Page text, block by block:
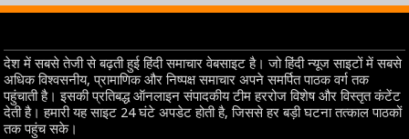
देश में सबसे तेजी से बढ़ती हुई हिंदी समाचार वेबसाइट है। जो हिंदी न्यूज साइटों में सबसे
अधिक विश्वसनीय, प्रामाणिक और निष्पक्ष समाचार अपने समर्पित पाठक वर्ग तक
पहुंचाती है। इसकी प्रतिबद्ध ऑनलाइन संपादकीय टीम हररोज विशेष और विस्तृत कंटेंट
देती है। हमारी यह साइट 24 घंटे अपडेट होती है, जिससे हर बड़ी घटना तत्काल पाठकों
तक पहुंच सके।